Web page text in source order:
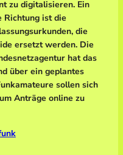
zu digitalisieren. Ein
Richtung ist die
die
ersetzt werden. Die
hat das
über ein geplantes
sollen sich
Anträge online zu